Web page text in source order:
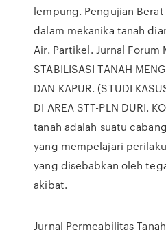
lempung. Pengujian
dalam mekanika tanah
Air. Partikel. Jurnal Forum
STABILISASI TANAH
DAN KAPUR. (STUDI
DI AREA STT-PLN DURI.
tanah adalah suatu
yang mempelajari
yang disebabkan oleh
akibat.
Jurnal Permeabilitas